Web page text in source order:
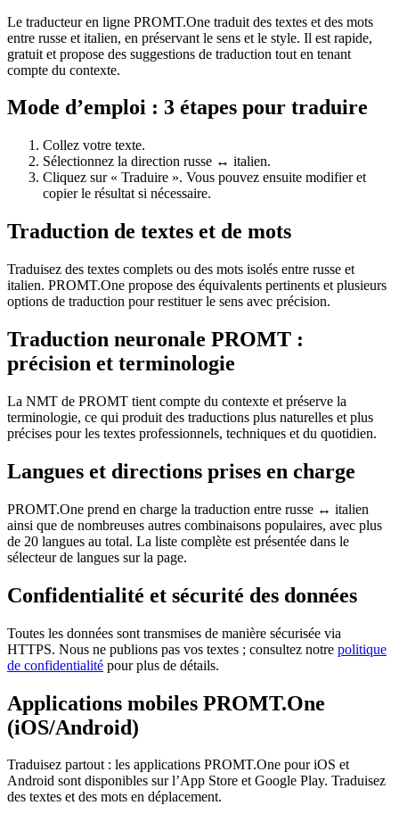
Le traducteur en ligne PROMT.One traduit des textes et des mots
entre russe et italien, en préservant le sens et le style. Il est rapide,
gratuit et propose des suggestions de traduction tout en tenant
compte du contexte.
Mode d’emploi : 3 étapes pour traduire
Collez votre texte.
Sélectionnez la direction russe ↔ italien.
Cliquez sur « Traduire ». Vous pouvez ensuite modifier et
copier le résultat si nécessaire.
Traduction de textes et de mots
Traduisez des textes complets ou des mots isolés entre russe et
italien. PROMT.One propose des équivalents pertinents et plusieurs
options de traduction pour restituer le sens avec précision.
Traduction neuronale PROMT :
précision et terminologie
La NMT de PROMT tient compte du contexte et préserve la
terminologie, ce qui produit des traductions plus naturelles et plus
précises pour les textes professionnels, techniques et du quotidien.
Langues et directions prises en charge
PROMT.One prend en charge la traduction entre russe ↔ italien
ainsi que de nombreuses autres combinaisons populaires, avec plus
de 20 langues au total. La liste complète est présentée dans le
sélecteur de langues sur la page.
Confidentialité et sécurité des données
Toutes les données sont transmises de manière sécurisée via
HTTPS. Nous ne publions pas vos textes ; consultez notre politique
de confidentialité pour plus de détails.
Applications mobiles PROMT.One
(iOS/Android)
Traduisez partout : les applications PROMT.One pour iOS et
Android sont disponibles sur l’App Store et Google Play. Traduisez
des textes et des mots en déplacement.